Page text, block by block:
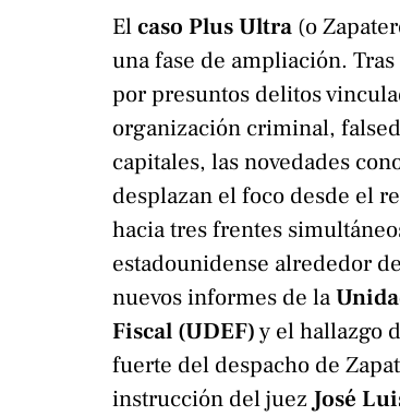
Elcaso Plus Ultra (o
una fase de ampliación.
por presuntos delitos
organización criminal,
capitales, las novedades
desplazan el foco desde el
hacia tres frentes
estadounidense alrededor de
nuevos informes de la
Fiscal (UDEF)y el hallazgo
fuerte del despacho de
instrucción del juez José